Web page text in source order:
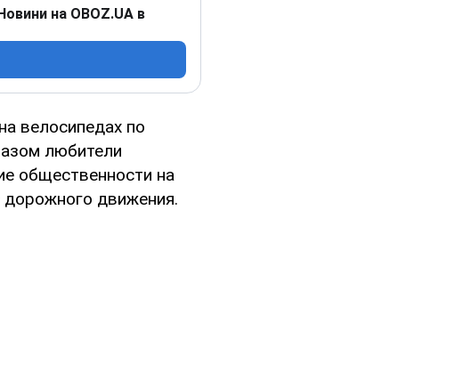
на OBOZ.UA в
велосипедах по
любители
общественности на
дорожного движения.